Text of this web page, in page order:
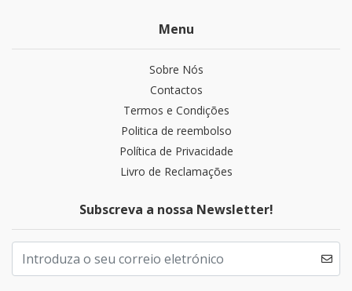
Menu
Sobre Nós
Contactos
Termos e Condições
Politica de reembolso
Política de Privacidade
Livro de Reclamações
Subscreva a nossa Newsletter!